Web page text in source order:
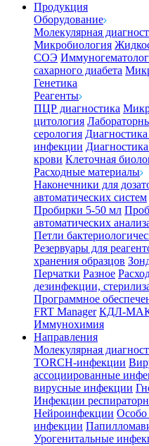
Продукция
Оборудование
Молекулярная
Микробиология
СОЭ
сахарного диабета
Генетика
Реагенты
ПЦР диагностика
цитология
серология
инфекции
крови Клеточная
Расходные материалы
Наконечники для
автоматических систем
Пробирки 5-50 мл
автоматических
Петли
Резервуары для
хранения образцов
Перчатки Разное
дезинфекции,
Программное
FRT Manager КДЛ-
Иммунохимия
Направления
Молекулярная
TORCH-инфекции
ассоциированные
вирусные инфекции
Инфекции
Нейроинфекции Особо
инфекции
Урогенитальные